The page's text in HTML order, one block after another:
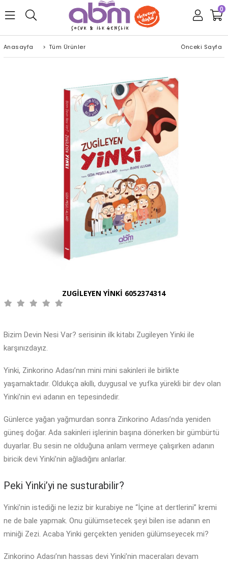
0
Anasayfa > Tüm Ürünler Önceki Sayfa
ZUGİLEYEN YİNKİ 6052374314
Bizim Devin Nesi Var? serisinin ilk kitabı Zugileyen Yinki ile
karşınızdayız.
Yinki, Zinkorino Adası’nın mini mini sakinleri ile birlikte
yaşamaktadır. Oldukça akıllı, duygusal ve yufka yürekli bir dev olan
Yinki’nin evi adanın en tepesindedir.
Günlerce yağan yağmurdan sonra Zinkorino Adası’nda yeniden
güneş doğar. Ada sakinleri işlerinin başına dönerken bir gümbürtü
duyarlar. Bu sesin ne olduğuna anlam vermeye çalışırken adanın
biricik devi Yinki’nin ağladığını anlarlar.
Peki Yinki’yi ne susturabilir?
Yinki’nin istediği ne leziz bir kurabiye ne “İçine at dertlerini” kremi
ne de bale yapmak. Onu gülümsetecek şeyi bilen ise adanın en
miniği Zezi. Acaba Yinki gerçekten yeniden gülümseyecek mi?
Zinkorino Adası’nın hassas devi Yinki’nin maceraları devam